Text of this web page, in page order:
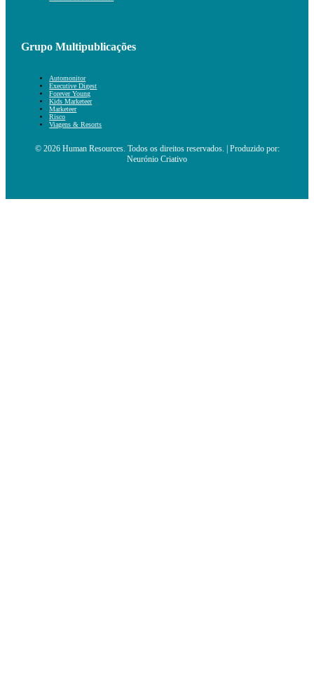
Grupo Multipublicações
Automonitor
Executive Digest
Forever Young
Kids Marketeer
Marketeer
Risco
Viagens & Resorts
© 2026 Human Resources. Todos os direitos reservados. | Produzido por:
Neurónio Criativo